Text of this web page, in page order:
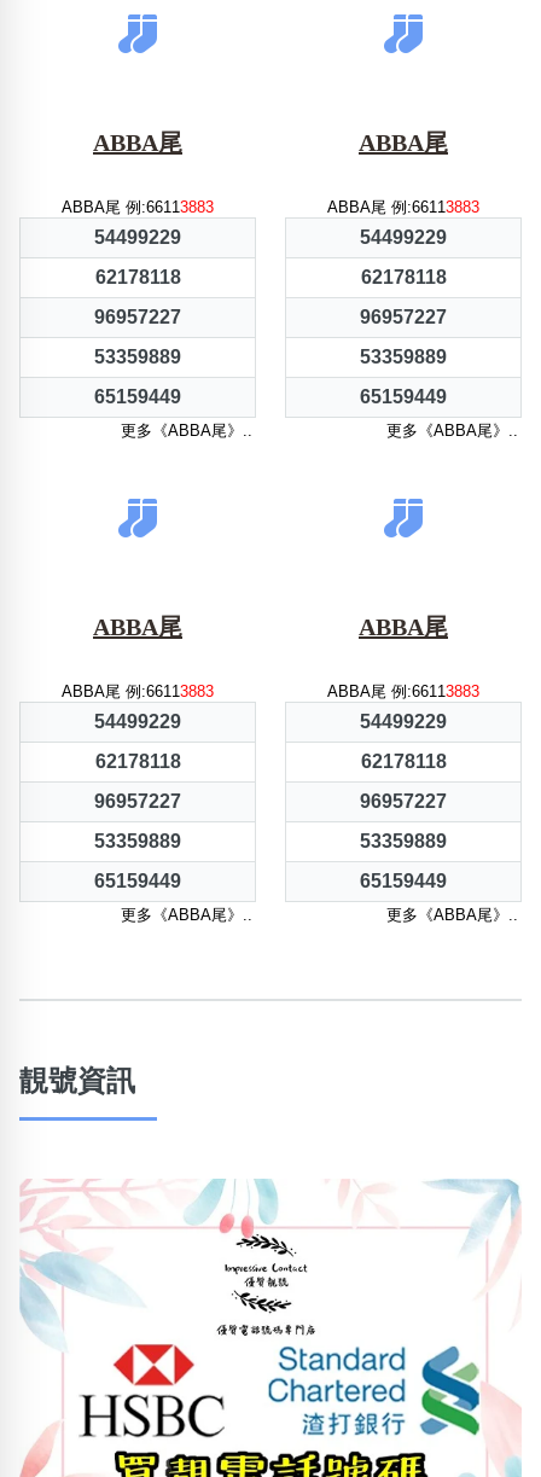
ABBA尾
ABBA尾 例:66113883
54499229
62178118
96957227
53359889
65159449
更多《ABBA尾》..
ABBA尾
ABBA尾 例:66113883
54499229
62178118
96957227
53359889
65159449
更多《ABBA尾》..
ABBA尾
ABBA尾 例:66113883
54499229
62178118
96957227
53359889
65159449
更多《ABBA尾》..
ABBA尾
ABBA尾 例:66113883
54499229
62178118
96957227
53359889
65159449
更多《ABBA尾》..
靚號資訊